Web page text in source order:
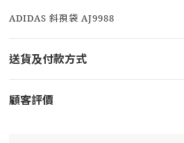
ADIDAS 斜孭袋 AJ9988
送貨及付款方式
顧客評價